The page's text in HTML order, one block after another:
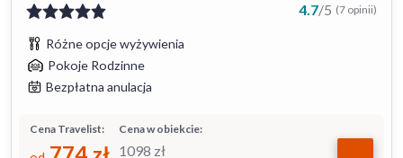
4.7/5 (7 opinii)
Różne opcje wyżywienia
Pokoje Rodzinne
Bezpłatna anulacja
Cena w obiekcie:
1098 zł
Cena Travelist: